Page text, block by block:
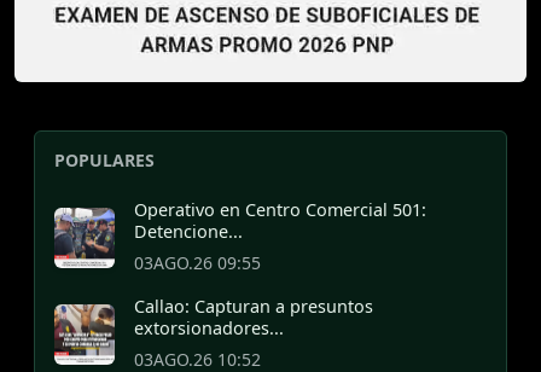
POPULARES
Operativo en Centro Comercial 501:
Detencione...
03AGO.26 09:55
Callao: Capturan a presuntos
extorsionadores...
03AGO.26 10:52